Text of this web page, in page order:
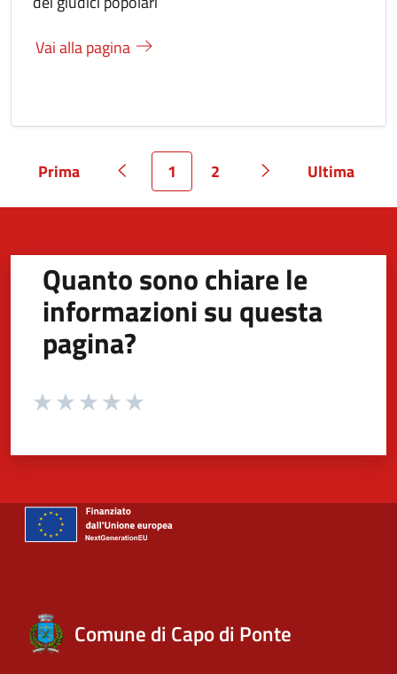
Vai alla pagina
Pagina
Prima Pagina precedente
Pagina
1 Pagina
2 Pagina successiva
Pagina
Ultima
Quanto sono chiare le
informazioni su questa
pagina?
Valuta da 1 a 5 stelle la pagina
Comune di Capo di Ponte